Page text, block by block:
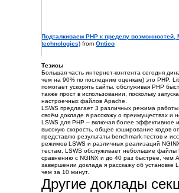
Подталкиваем PHP к пределу
technologies) from Ontico
Тезисы
Большая часть интернет-контента сегодня
чем на 90% по последним оценкам) это PHP.
помогает ускорять сайты, обслуживая PHP
также прост в использовании, поскольку
настроечных файлов Apache.
LSWS предлагает 3 различных режима
своём докладе я расскажу о преимуществах и
LSWS для PHP – включая более эффективное
высокую скорость, общее кэширование кодов
представлю результаты benchmark-тестов и
режимов LSWS и различных реализаций
тестам, LSWS обслуживает небольшие файлы
сравнению с NGINX и до 40 раз быстрее, чем
завершении доклада я расскажу об установке
чем за 10 минут.
Другие доклады